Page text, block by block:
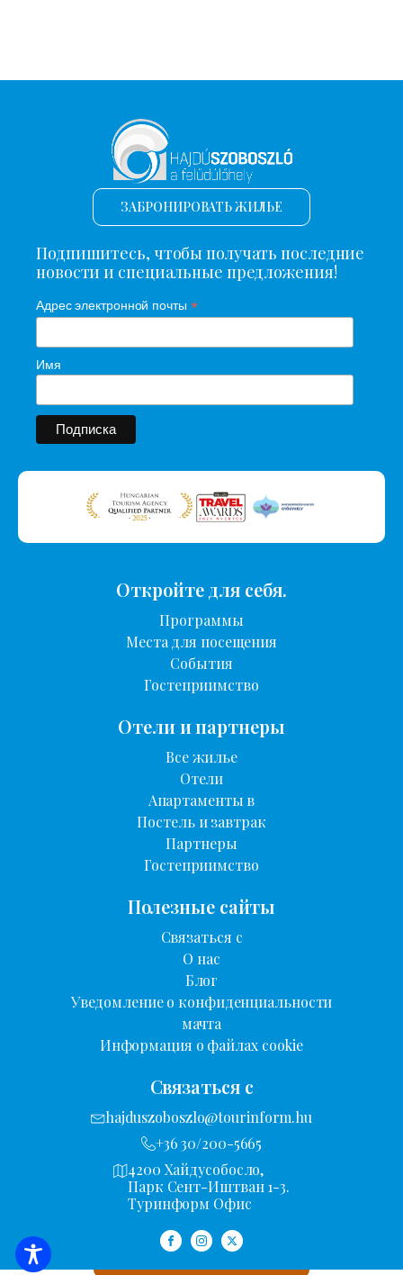
ЗАБРОНИРОВАТЬ ЖИЛЬЕ
Подпишитесь, чтобы получать последние
новости и специальные предложения!
Адрес электронной почты *
Имя
Откройте для себя.
Программы
Места для посещения
События
Гостеприимство
Отели и партнеры
Все жилье
Отели
Апартаменты в
Постель и завтрак
Партнеры
Гостеприимство
Полезные сайты
Связаться с
О нас
Блог
Уведомление о конфиденциальности
мачта
Информация о файлах cookie
Связаться с
hajduszoboszlo@tourinform.hu
+36 30/200-5665
4200 Хайдусобосло,
Парк Сент-Иштван 1-3.
Туринформ Офис